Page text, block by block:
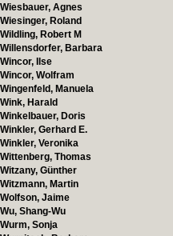
Wiesbauer, Agnes
Wiesinger, Roland
Wildling, Robert M
Willensdorfer, Barbara
Wincor, Ilse
Wincor, Wolfram
Wingenfeld, Manuela
Wink, Harald
Winkelbauer, Doris
Winkler, Gerhard E.
Winkler, Veronika
Wittenberg, Thomas
Witzany, Günther
Witzmann, Martin
Wolfson, Jaime
Wu, Shang-Wu
Wurm, Sonja